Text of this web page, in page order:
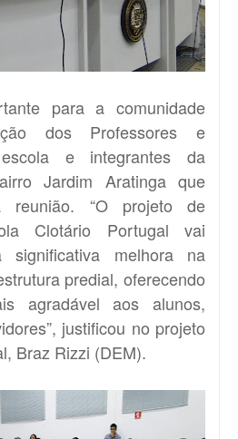
para a comunidade
dos Professores e
e integrantes da
Jardim Aratinga que
reunião. “O projeto de
Clotário Portugal vai
significativa melhora na
predial, oferecendo
agradável aos alunos,
justificou no projeto
Braz Rizzi (DEM).